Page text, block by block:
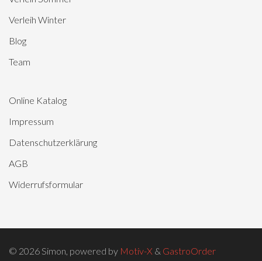
Verleih Winter
Blog
Team
Online Katalog
Impressum
Datenschutzerklärung
AGB
Widerrufsformular
© 2026 Simon, powered by Motiv-X & GastroOrder